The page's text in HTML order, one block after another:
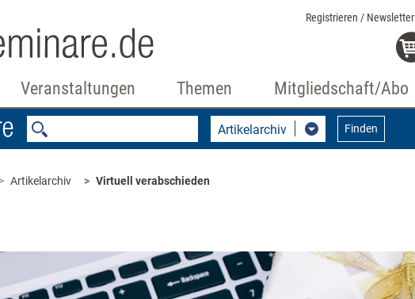
Registrieren / Newsletter
Veranstaltungen Themen Mitgliedschaft/Abo
Artikelarchiv Finden
Artikelarchiv Virtuell verabschieden